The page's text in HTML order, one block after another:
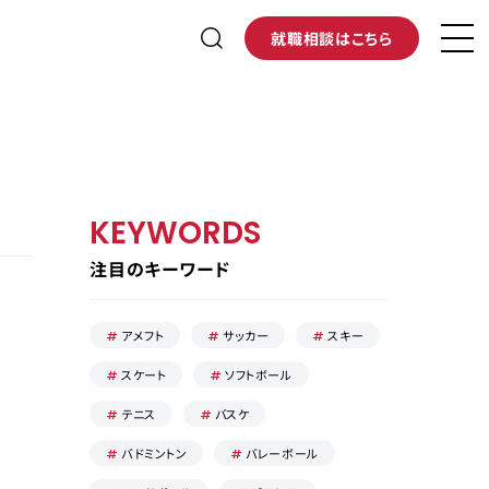
就職相談はこちら
KEYWORDS
注目のキーワード
アメフト サッカー スキー
スケート ソフトボール
テニス バスケ
バドミントン バレーボール